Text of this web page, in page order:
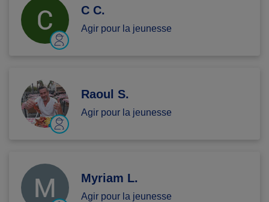
C C.
Agir pour la jeunesse
Raoul S.
Agir pour la jeunesse
Myriam L.
Agir pour la jeunesse